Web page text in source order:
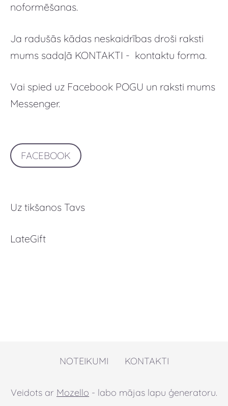
noformēšanas.
Ja radušās kādas neskaidrības droši raksti
mums sadaļā KONTAKTI - kontaktu forma.
Vai spied uz Facebook POGU un raksti mums
Messenger.
FACEBOOK
Uz tikšanos Tavs
LateGift
NOTEIKUMI KONTAKTI
Veidots ar Mozello - labo mājas lapu ģeneratoru.